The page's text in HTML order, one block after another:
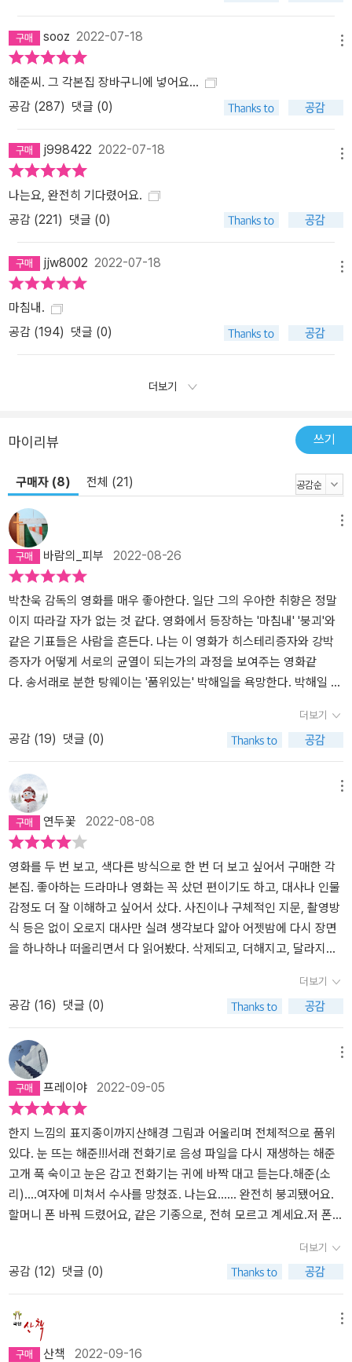
sooz 2022-07-18
해준씨. 그 각본집 장바구니에 넣어요…
공감 (287) 댓글 (0)
j998422 2022-07-18
나는요, 완전히 기다렸어요.
공감 (221) 댓글 (0)
jjw8002 2022-07-18
마침내.
공감 (194) 댓글 (0)
더보기
마이리뷰 쓰기
구매자 (8) 전체 (21)
바람의_피부 2022-08-26
박찬욱 감독의 영화를 매우 좋아한다. 일단 그의 우아한 취향은 정말
이지 따라갈 자가 없는 것 같다. 영화에서 등장하는 '마침내' '붕괴'와
같은 기표들은 사람을 흔든다. 나는 이 영화가 히스테리증자와 강박
증자가 어떻게 서로의 균열이 되는가의 과정을 보여주는 영화같
다. 송서래로 분한 탕웨이는 '품위있는' 박해일을 욕망한다. 박해일 역
스테리증자가 법(아버지, 가부장, 대타자)에 대한 거부의 자세이
다. 박해일이 강박증자인 이유는 '내가 언제 사랑한다고 말했습니
까'라는 대사에서 노골적으로 드러난다고 생각한다.그의 주머니가
많은 조끼, 벽면을 채운 사진들도 이를 방증한다. 그들은 모호함을 견
디기 힘들어한다. 조금 아쉬웠던 점은, 탕웨이가 굳이 '미결'이라는
단어를 쓰지 않았어야 한다는 생각이 든다. 히스테리증자는 욕망을
충족하지 않으려는 '욕망'을 가지고 있다. 그녀는 그의 욕망의 대상에
서 빗겨나가 영원한 그의 증상이 되고 싶었던 것이다. 그 단어를 쓰지
않아도 충분히 그녀는 미결이 되었을 것이다히스테리와 강박증이라
는 것이 중요한 것은 아니지만, 각본을 읽다보니, 자연스럽게 그런 생
각이 들었다. 인간이란 끊임없이 설명하려는 욕구, 환유의 감옥에 갇
혀있다. 영화를 둘러싼 상징과 해석의 교환이 한편 지겹다는 생각이
더보기
공감 (19) 댓글 (0)
연두꽃 2022-08-08
영화를 두 번 보고, 색다른 방식으로 한 번 더 보고 싶어서 구매한 각
본집. 좋아하는 드라마나 영화는 꼭 샀던 편이기도 하고, 대사나 인물
감정도 더 잘 이해하고 싶어서 샀다. 사진이나 구체적인 지문, 촬영방
식 등은 없이 오로지 대사만 실려 생각보다 얇아 어젯밤에 다시 장면
을 하나하나 떠올리면서 다 읽어봤다. 삭제되고, 더해지고, 달라지고,
대로 즐겨보았달까. 역시 각본집을 보니 아 그래서~라는 말이 저절로
나온 걸보니 이 영화를 좋아한다면 꼭 사는 걸 추천. 그리고 결국, 좋
은 영화는 좋은 각본에 더해 좋은 감독이 만들어낸다는 걸 새삼 느끼
게 해준 책이기도. 이야기는 심플하고 현실에서는 비판받을 부분이
있지만, 그걸 매혹적이고 헤어나올 수 없는 영화로 만드는 건 시각과
청각의 힘. 배우, 촬영, 조명, 음악, 편집 등 정말이지 모든 것이 딱딱
들어맞는 퍼즐로 만들어낸 듯한 영화. vod가 나오면 각본집을 펴두고
다시 멈춤과 재생버튼을 열심히 누르며 또 즐겨봐야지. 예술가의 변
태같은 면을 좋아하는 나도 변태인가 싶기도 하고ㅋ참고로 박해일배
우가 연기한 장해준의 눈빛이 너무 좋았어서 박해일배우의 다른 영화
도 한 편 찾아서 봤더니… 역시 영화는 감독의 예술이었던 것아었음
을… :-(
더보기
공감 (16) 댓글 (0)
프레이야 2022-09-05
한지 느낌의 표지종이까지산해경 그림과 어울리며 전체적으로 품위
있다. 눈 뜨는 해준!!!서래 전화기로 음성 파일을 다시 재생하는 해준
고개 푹 숙이고 눈은 감고 전화기는 귀에 바짝 대고 듣는다.해준(소
리)....여자에 미쳐서 수사를 망쳤죠. 나는요…… 완전히 붕괴됐어요.
할머니 폰 바꿔 드렸어요, 같은 기종으로, 전혀 모르고 계세요.저 폰은
뜨는 해준, 사랑 고백하듯 소리 내어 따라 말해 본다.해준저 폰은 바다
에 버려요.고개 들어 허공의 높은 데를 본다. 마침내 ‘이제 알겠다‘ 표
정. 풀린 신발 끈을 묶고다시 힘내 뛰며 소리친다.해준서래씨!해 지는
바다에 내려앉는 안개가 멀어지는 해준의 뒷모습을 감싼다. 트윈폴리
오의「안개」시작.끝- P183
더보기
공감 (12) 댓글 (0)
산책 2022-09-16